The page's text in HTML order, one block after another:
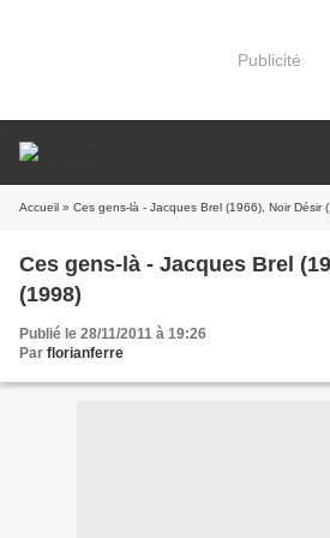
Publicité
Accueil » Ces gens-là - Jacques Brel (1966), Noir Désir
Ces gens-là - Jacques Brel
(1998)
Publié le 28/11/2011 à 19:26
Par florianferre